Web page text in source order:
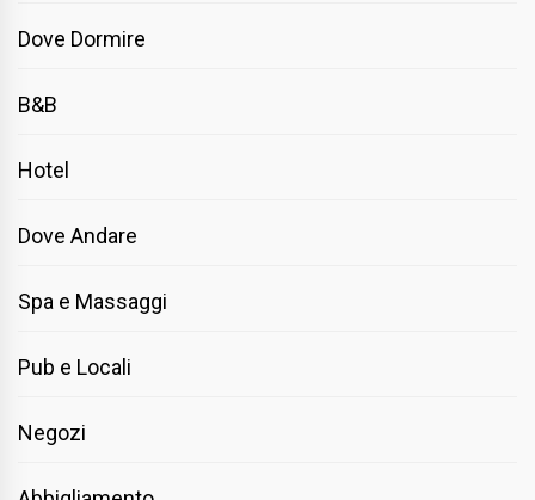
Dove Dormire
B&B
Hotel
Dove Andare
Spa e Massaggi
Pub e Locali
Negozi